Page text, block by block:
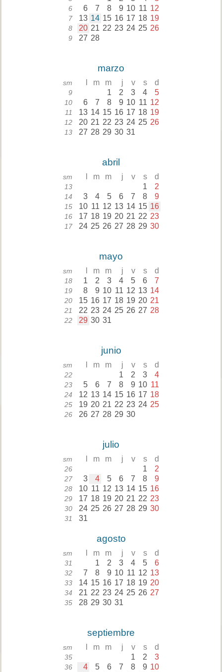
6 6 7 8 9 10 11 12
7 13 14 15 16 17 18 19
8 20 21 22 23 24 25 26
9 27 28
marzo
sm m m j v s d
9 1 2 3 4 5
10 6 7 8 9 10 11 12
11 13 14 15 16 17 18 19
12 20 21 22 23 24 25 26
13 27 28 29 30 31
abril
sm m m j v s d
13 1 2
14 3 4 5 6 7 8 9
15 10 11 12 13 14 15 16
16 17 18 19 20 21 22 23
17 24 25 26 27 28 29 30
mayo
sm m m j v s d
18 1 2 3 4 5 6 7
19 8 9 10 11 12 13 14
20 15 16 17 18 19 20 21
21 22 23 24 25 26 27 28
22 29 30 31
junio
sm m m j v s d
22 1 2 3 4
23 5 6 7 8 9 10 11
24 12 13 14 15 16 17 18
25 19 20 21 22 23 24 25
26 26 27 28 29 30
julio
sm m m j v s d
26 1 2
27 3 4 5 6 7 8 9
28 10 11 12 13 14 15 16
29 17 18 19 20 21 22 23
30 24 25 26 27 28 29 30
31 31
agosto
sm m m j v s d
31 1 2 3 4 5 6
32 7 8 9 10 11 12 13
33 14 15 16 17 18 19 20
34 21 22 23 24 25 26 27
35 28 29 30 31
septiembre
sm m m j v s d
35 1 2 3
36 4 5 6 7 8 9 10